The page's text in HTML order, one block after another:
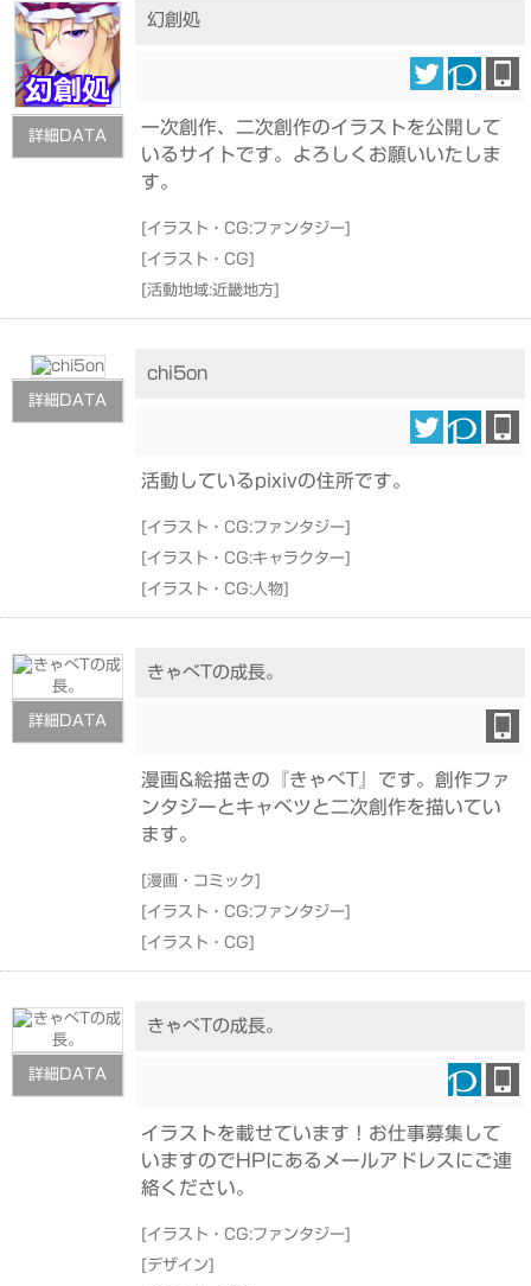
詳細DATA
幻創処
一次創作、二次創作のイラストを公開して
いるサイトです。よろしくお願いいたしま
す。
[イラスト・CG:ファンタジー]
[イラスト・CG]
[活動地域:近畿地方]
詳細DATA
chi5on
活動しているpixivの住所です。
[イラスト・CG:ファンタジー]
[イラスト・CG:キャラクター]
[イラスト・CG:人物]
詳細DATA
きゃべTの成長。
漫画&絵描きの『きゃべT』です。創作ファ
ンタジーとキャベツと二次創作を描いてい
ます。
[漫画・コミック]
[イラスト・CG:ファンタジー]
[イラスト・CG]
詳細DATA
きゃべTの成長。
イラストを載せています！お仕事募集して
いますのでHPにあるメールアドレスにご連
絡ください。
[イラスト・CG:ファンタジー]
[デザイン]